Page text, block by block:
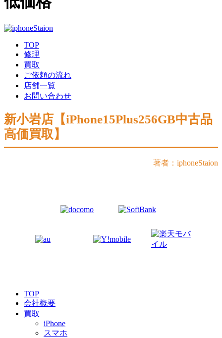
TOP
修理
買取
ご依頼の流れ
店舗一覧
お問い合わせ
新小岩店【iPhone15Plus256GB中古品
高価買取】
著者：iphoneStaion
TOP
会社概要
買取
iPhone
スマホ